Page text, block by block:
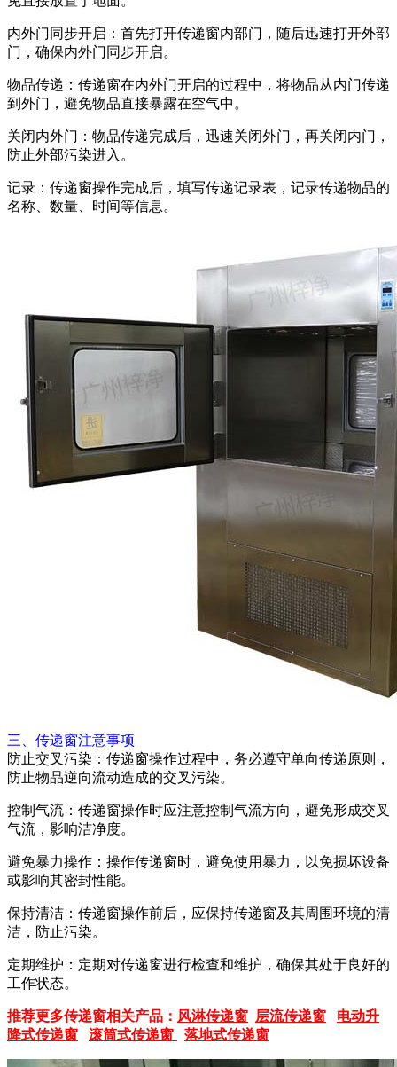
内外门同步开启：首先打开传递窗内部门，随后迅速打开外部
门，确保内外门同步开启。
物品传递：传递窗在内外门开启的过程中，将物品从内门传递
到外门，避免物品直接暴露在空气中。
关闭内外门：物品传递完成后，迅速关闭外门，再关闭内门，
防止外部污染进入。
记录：传递窗操作完成后，填写传递记录表，记录传递物品的
名称、数量、时间等信息。
三、传递窗注意事项
防止交叉污染：传递窗操作过程中，务必遵守单向传递原则，
防止物品逆向流动造成的交叉污染。
控制气流：传递窗操作时应注意控制气流方向，避免形成交叉
气流，影响洁净度。
避免暴力操作：操作传递窗时，避免使用暴力，以免损坏设备
或影响其密封性能。
保持清洁：传递窗操作前后，应保持传递窗及其周围环境的清
洁，防止污染。
定期维护：定期对传递窗进行检查和维护，确保其处于良好的
工作状态。
推荐更多传递窗相关产品： 风淋传递窗 层流传递窗
电动升
降式传递窗
滚筒式传递窗 落地式传递窗